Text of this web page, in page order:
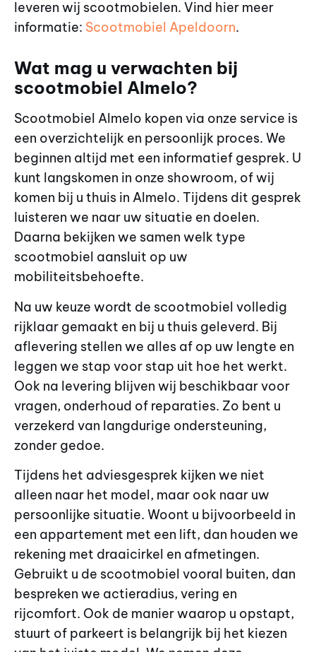
leveren wij scootmobielen. Vind hier meer
informatie: Scootmobiel Apeldoorn.
Wat mag u verwachten bij
scootmobiel Almelo?
Scootmobiel Almelo kopen via onze service is
een overzichtelijk en persoonlijk proces. We
beginnen altijd met een informatief gesprek. U
kunt langskomen in onze showroom, of wij
komen bij u thuis in Almelo. Tijdens dit gesprek
luisteren we naar uw situatie en doelen.
Daarna bekijken we samen welk type
scootmobiel aansluit op uw
mobiliteitsbehoefte.
Na uw keuze wordt de scootmobiel volledig
rijklaar gemaakt en bij u thuis geleverd. Bij
aflevering stellen we alles af op uw lengte en
leggen we stap voor stap uit hoe het werkt.
Ook na levering blijven wij beschikbaar voor
vragen, onderhoud of reparaties. Zo bent u
verzekerd van langdurige ondersteuning,
zonder gedoe.
Tijdens het adviesgesprek kijken we niet
alleen naar het model, maar ook naar uw
persoonlijke situatie. Woont u bijvoorbeeld in
een appartement met een lift, dan houden we
rekening met draaicirkel en afmetingen.
Gebruikt u de scootmobiel vooral buiten, dan
bespreken we actieradius, vering en
rijcomfort. Ook de manier waarop u opstapt,
stuurt of parkeert is belangrijk bij het kiezen